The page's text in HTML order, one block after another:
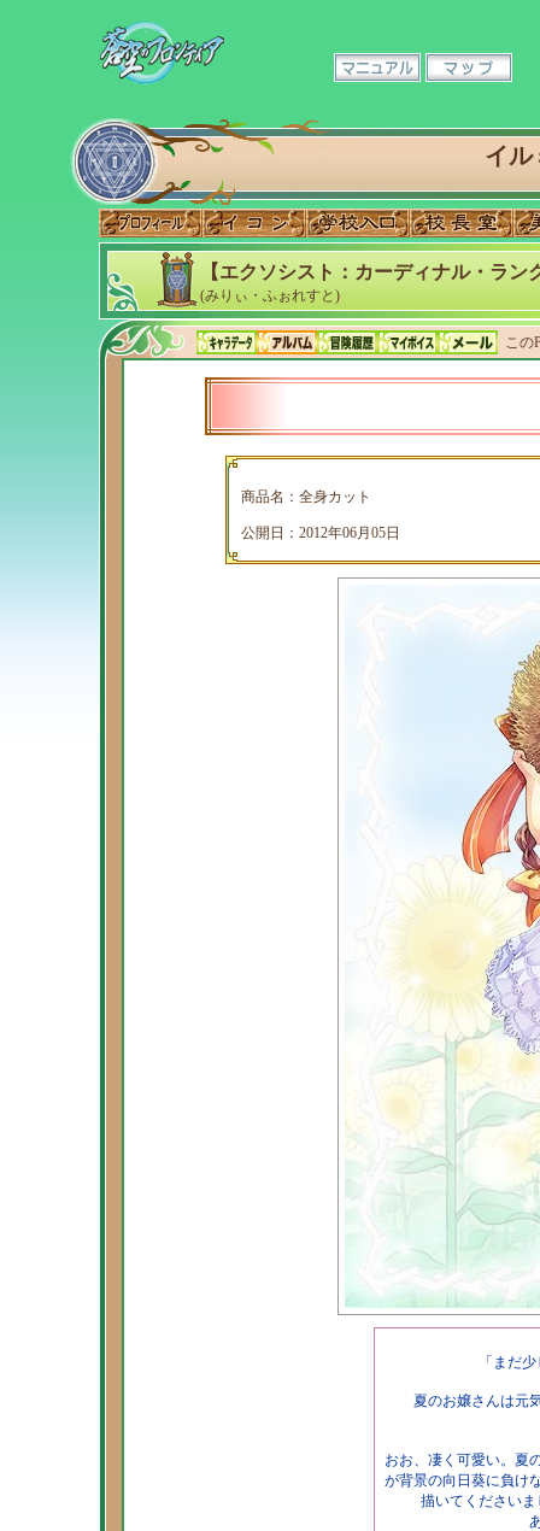
イル
【エクソシスト：カーディナル・ラ
(みりぃ・ふぉれすと)
この
商品名：全身カット
公開日：2012年06月05日
「まだ
夏のお嬢さんは元
おお、凄く可愛い。夏
が背景の向日葵に負け
描いてください